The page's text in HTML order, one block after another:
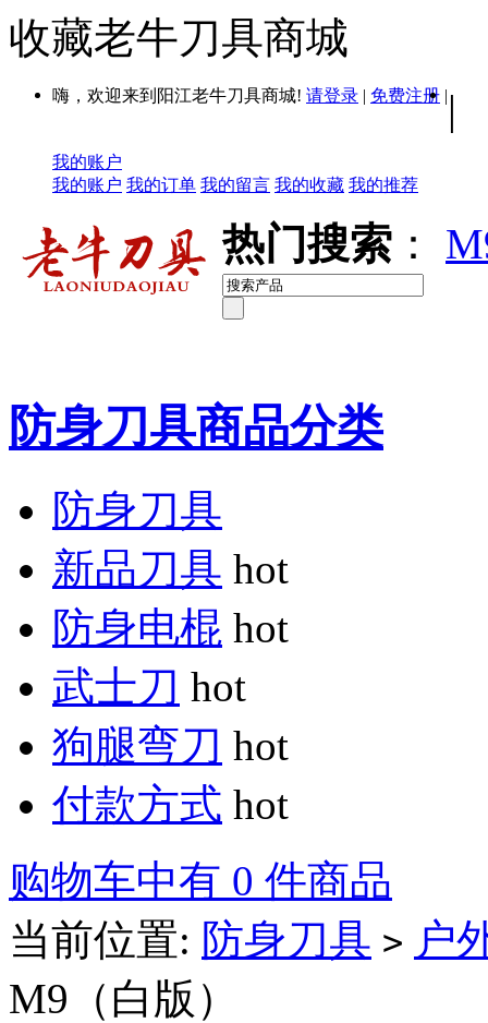
收藏老牛刀具商城
嗨，欢迎来到阳江老牛刀具商城! 请登录 | 免费注册 | |
我的账户
我的账户 我的订单 我的留言 我的收藏 我的推荐
热门搜索 ：
防身刀具商品分类
防身刀具
新品刀具 hot
防身电棍 hot
武士刀 hot
狗腿弯刀 hot
付款方式 hot
购物车中有 0 件商品
当前位置: 防身刀具 > 户
M9（白版）